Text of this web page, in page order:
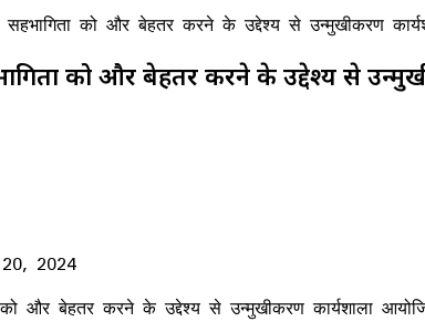
को और बेहतर करने के उद्देश्य से उन्मुखीकरण
को और बेहतर करने के उद्देश्य से
2024